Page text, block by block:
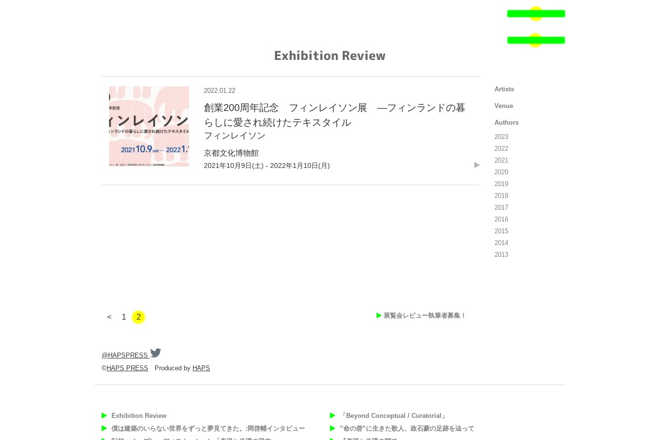
検
Exhibition Review
2022.01.22
創業200周年記念 フィンレイソン展 ―フィンランドの暮
らしに愛され続けたテキスタイル
フィンレイソン
京都文化博物館
2021年10月9日(土) - 2022年1月10日(月)
Artists
Venue
Authors
2023
2022
2021
2020
2019
2018
2017
2016
2015
2014
2013
< 1 2 展覧会レビュー執筆者募集！
@HAPSPRESS
©HAPS PRESS Produced by HAPS
Exhibition Review
「Beyond Conceptual / Curatorial」
僕は建築のいらない世界をずっと夢見てきた。:岡啓輔インタビュー
”命の砦”に生きた歌人、政石蒙の足跡を辿って